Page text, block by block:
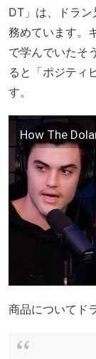
DT」は、ドラ
務めています。
で学んでいたそ
ると「ポジティ
す。
商品についてド